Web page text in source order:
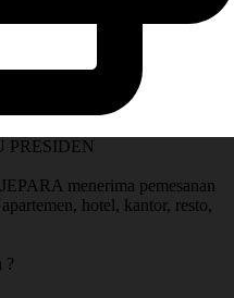
PRESIDEN
menerima pemesanan
hotel, kantor, resto,
?